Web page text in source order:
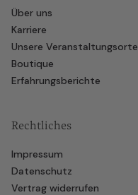
Über uns
Karriere
Unsere Veranstaltungsorte
Boutique
Erfahrungsberichte
Rechtliches
Impressum
Datenschutz
Vertrag widerrufen